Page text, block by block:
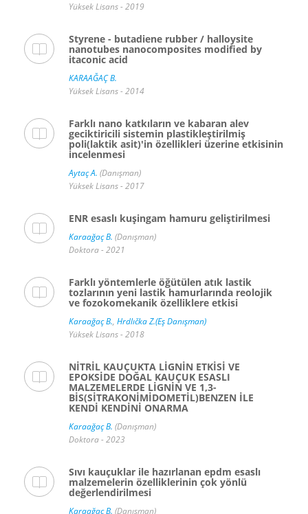
Yüksek Lisans - 2019
Styrene - butadiene rubber / halloysite
nanotubes nanocomposites modified by
itaconic acid
KARAAĞAÇ B.
Yüksek Lisans - 2014
Farklı nano katkıların ve kabaran alev
geciktiricili sistemin plastikleştirilmiş
poli(laktik asit)'in özellikleri üzerine etkisinin
incelenmesi
Aytaç A. (Danışman)
Yüksek Lisans - 2017
ENR esaslı kuşingam hamuru geliştirilmesi
Karaağaç B. (Danışman)
Doktora - 2021
Farklı yöntemlerle öğütülen atık lastik
tozlarının yeni lastik hamurlarında reolojik
ve fozokomekanik özelliklere etkisi
Karaağaç B., Hrdlıčka Z.(Eş Danışman)
Yüksek Lisans - 2018
NİTRİL KAUÇUKTA LİGNİN ETKİSİ VE
EPOKSİDE DOĞAL KAUÇUK ESASLI
MALZEMELERDE LİGNİN VE 1,3-
BİS(SİTRAKONİMİDOMETİL)BENZEN İLE
KENDİ KENDİNİ ONARMA
Karaağaç B. (Danışman)
Doktora - 2023
Sıvı kauçuklar ile hazırlanan epdm esaslı
malzemelerin özelliklerinin çok yönlü
değerlendirilmesi
Karaağaç B. (Danışman)